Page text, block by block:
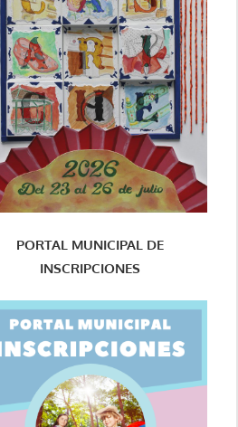
PORTAL MUNICIPAL DE
INSCRIPCIONES